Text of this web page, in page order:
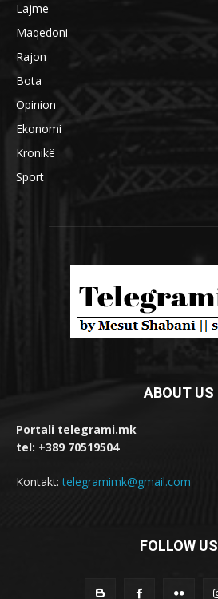
Lajme
Maqedoni
Rajon
Bota
Opinion
Ekonomi
Kronikë
Sport
ABOUT US
Portali telegrami.mk
tel: +389 70519504
Kontakt:telegramimk@gmail.com
FOLLOW US